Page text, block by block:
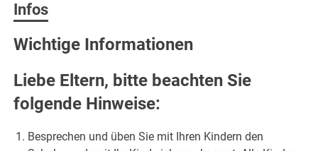
Infos
Wichtige Informationen
Liebe Eltern, bitte beachten Sie
folgende Hinweise:
Besprechen und üben Sie mit Ihren Kindern den